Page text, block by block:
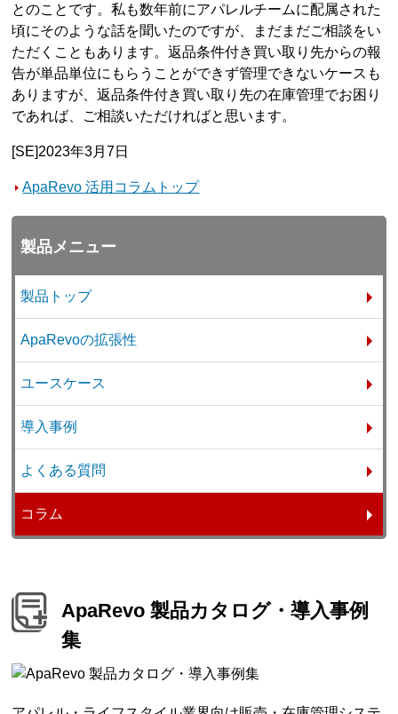
とのことです。私も数年前にアパレルチームに配属された
頃にそのような話を聞いたのですが、まだまだご相談をい
ただくこともあります。返品条件付き買い取り先からの報
告が単品単位にもらうことができず管理できないケースも
ありますが、返品条件付き買い取り先の在庫管理でお困り
であれば、ご相談いただければと思います。
[SE]2023年3月7日
ApaRevo 活用コラムトップ
製品メニュー
製品トップ
ApaRevoの拡張性
ユースケース
導入事例
よくある質問
コラム
ApaRevo 製品カタログ・導入事例
集